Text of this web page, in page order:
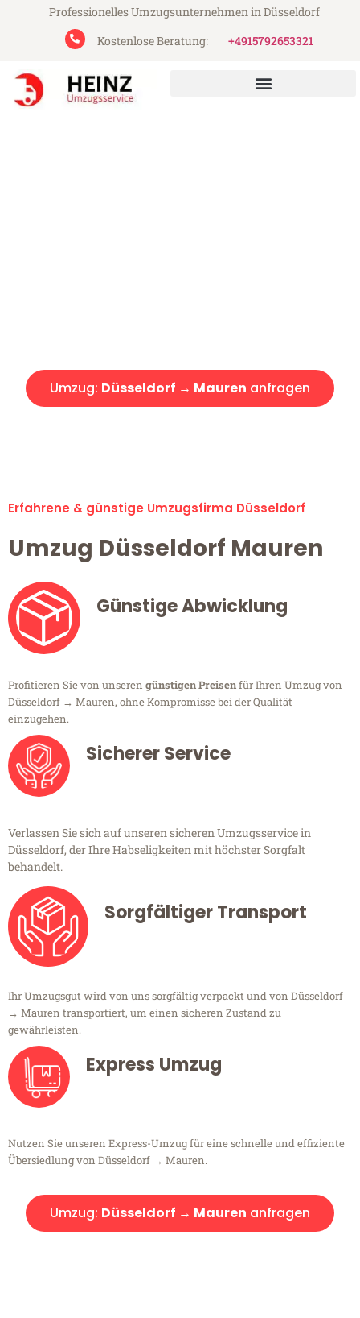
Professionelles Umzugsunternehmen in Düsseldorf
Kostenlose Beratung:
+4915792653321
Umzug: Düsseldorf → Mauren anfragen
Erfahrene & günstige Umzugsfirma Düsseldorf
Umzug Düsseldorf Mauren
Günstige Abwicklung
Profitieren Sie von unseren günstigen Preisenfür Ihren Umzug von
Düsseldorf → Mauren, ohne Kompromisse bei der Qualität
einzugehen.
Sicherer Service
Verlassen Sie sich auf unseren sicheren Umzugsservice in
Düsseldorf, der Ihre Habseligkeiten mit höchster Sorgfalt
behandelt.
Sorgfältiger Transport
Ihr Umzugsgut wird von uns sorgfältig verpackt und von Düsseldorf
→ Mauren transportiert, um einen sicheren Zustand zu
gewährleisten.
Express Umzug
Nutzen Sie unseren Express-Umzug für eine schnelle und effiziente
Übersiedlung von Düsseldorf → Mauren.
Umzug: Düsseldorf → Mauren anfragen